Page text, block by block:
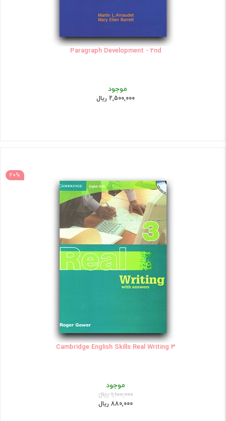
Paragraph Development - 2nd
موجود
2,500,000 ریال
20%
Cambridge English Skills Real Writing 3
موجود
1,100,000 ریال
880,000 ریال